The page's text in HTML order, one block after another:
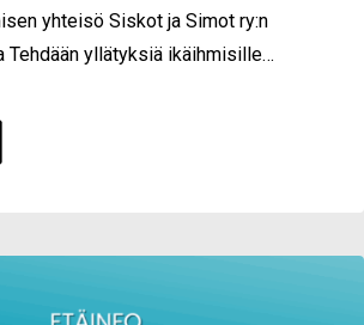
yhteisö Siskot ja Simot ry:n
Tehdään yllätyksiä ikäihmisille…